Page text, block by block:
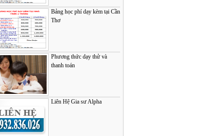
Bảng học phí dạy kèm tại Cần
Thơ
Phương thức dạy thử và
thanh toán
Liên Hệ Gia sư Alpha